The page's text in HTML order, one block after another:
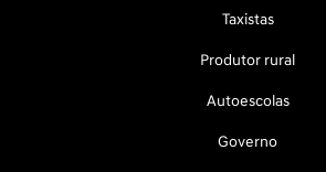
Taxistas
Produtor rural
Autoescolas
Governo